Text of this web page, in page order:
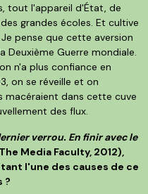
tout l'appareil d'État, de
grandes écoles. Et cultive
pense que cette aversion
Guerre mondiale.
n'a plus confiance en
on se réveille et on
macéraient dans cette cuve
des flux.
verrou. En finir avec le
Media Faculty, 2012),
l'une des causes de ce
?